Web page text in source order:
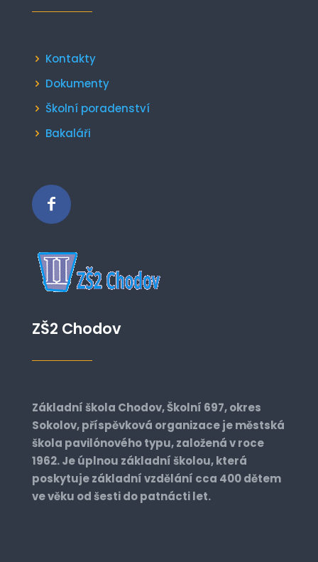
Kontakty
Dokumenty
Školní poradenství
Bakaláři
ZŠ2 Chodov
Základní škola Chodov, Školní 697, okres
Sokolov, příspěvková organizace je městská
škola pavilónového typu, založená v roce
1962. Je úplnou základní školou, která
poskytuje základní vzdělání cca 400 dětem
ve věku od šesti do patnácti let.